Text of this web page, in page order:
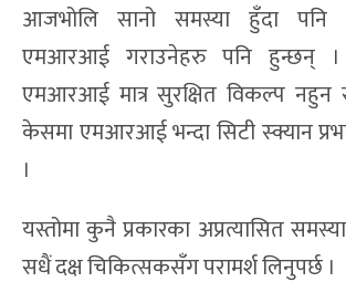
आजभोलि सानो समस्या हुँदा पनि
एमआरआई गराउनेहरु पनि हुन्छन्
एमआरआई मात्र सुरक्षित विकल्प
केसमा एमआरआई भन्दा सिटी स्क्यान
।
यस्तोमा कुनै प्रकारका अप्रत्यासित
सधैं दक्ष चिकित्सकसँग परामर्श लिनुपर्छ ।